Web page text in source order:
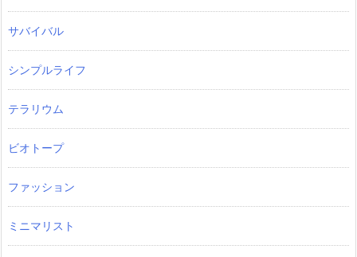
サバイバル
シンプルライフ
テラリウム
ビオトープ
ファッション
ミニマリスト